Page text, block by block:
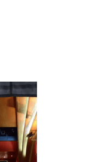
S'ABONNER
YOUTUBE